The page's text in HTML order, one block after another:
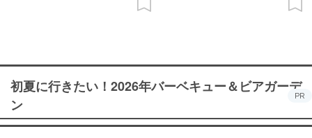
初夏に行きたい！2026年バーベキュー＆ビアガーデ
ン
PR